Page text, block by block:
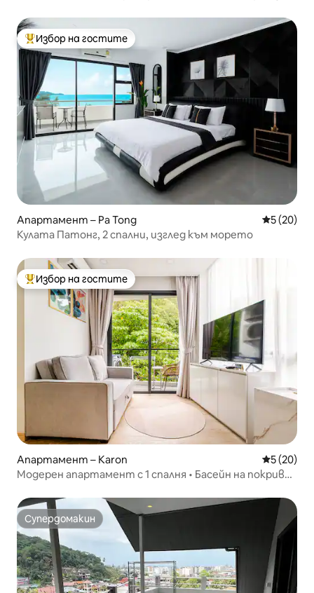
покрива
Най-популярен избор на гостите
Избор на гостите
Апартамент – Pa Tong Средна
5 (20)
Кулата Патонг, 2 спални, изглед към морето
Най-популярен избор на гостите
Избор на гостите
Апартамент – Karon Средна
5 (20)
Модерен апартамент с 1 спалня • Басейн на покрива •
Супердомакин
Супердомакин